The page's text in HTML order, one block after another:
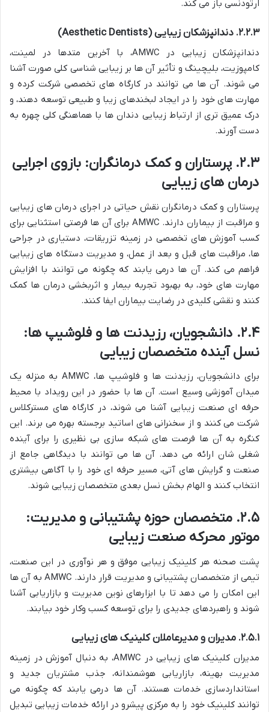
ارتودنسی باز می کند.
۲.۲.۳. دندانپزشکان زیبایی (Aesthetic Dentists)
دندانپزشکان زیبایی در AMWC، با آخرین متدها در لمینت،
کامپوزیت، بلیچینگ و تأثیر آن ها بر زیبایی شناسی کلی صورت آشنا
می شوند. آن ها می توانند در کارگاه های تخصصی شرکت کرده و
مهارت های خود را در ایجاد لبخندهای زیبا و طبیعی توسعه دهند، و
درک عمیق تری از ارتباط زیبایی دندان ها با هماهنگی کلی چهره به
دست آورند.
۲.۳. پرستاران و کمک درمانگران: بازوی اجرایی
درمان های زیبایی
پرستاران و کمک درمانگران نقش حیاتی در اجرای درمان های زیبایی
و مراقبت از بیماران دارند. AMWC برای آن ها فرصتی استثنایی برای
کسب آموزش های تخصصی در زمینه تزریقات، دستیاری در جراحی
ها، مراقبت های قبل و بعد از عمل، و مدیریت دستگاه های زیبایی
فراهم می کند. آن ها درمی یابند که چگونه می توانند با افزایش
مهارت های خود، به بهبود تجربه بیمار و اثربخشی درمان ها کمک
کنند و نقشی کلیدی در رضایت بیماران ایفا کنند.
۲.۴. دانشجویان، رزیدنت ها و فلوشیپ ها:
نسل آینده متخصصان زیبایی
برای دانشجویان، رزیدنت ها و فلوشیپ ها، AMWC به منزله یک
میدان آموزشی وسیع است. آن ها با حضور در این رویداد با محیط
حرفه ای صنعت زیبایی آشنا می شوند، در کارگاه های مسترکلاس
شرکت می کنند و از سخنرانی های اساتید برجسته بهره می برند. این
کنگره به آن ها فرصت های شبکه سازی بی نظیری را برای آینده
شغلی شان ارائه می دهد. آن ها می توانند با دیدگاهی جامع از
صنعت و گرایش های آتی، مسیر حرفه ای خود را با آگاهی بیشتری
انتخاب کنند و الهام بخش نسل بعدی متخصصان زیبایی شوند.
۲.۵. متخصصان حوزه پشتیبانی و مدیریت:
موتور محرکه صنعت زیبایی
پشت صحنه هر کلینیک زیبایی موفق و هر نوآوری در این صنعت،
تیمی از متخصصان پشتیبانی و مدیریت قرار دارند. AMWC به آن ها
این امکان را می دهد تا با ابزارهای نوین مدیریت و بازاریابی آشنا
شوند و راهبردهای جدیدی را برای توسعه کسب وکار خود بیابند.
۲.۵.۱. مدیران و مدیرعاملان کلینیک های زیبایی
مدیران کلینیک های زیبایی در AMWC، به دنبال آموزش در زمینه
مدیریت بهینه، بازاریابی هوشمندانه، جذب مشتریان جدید و
استانداردسازی خدمات هستند. آن ها درمی یابند که چگونه می
توانند کلینیک خود را به مرکزی پیشرو در ارائه خدمات زیبایی تبدیل